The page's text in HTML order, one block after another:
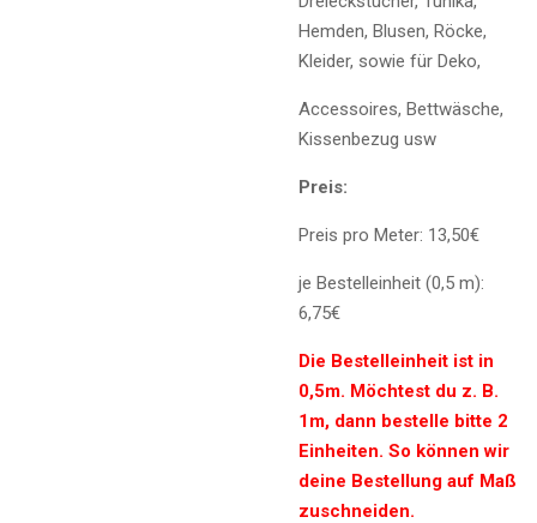
Hemden, Blusen, Röcke,
Kleider, sowie für Deko,
Accessoires, Bettwäsche,
Kissenbezug usw
Preis:
Preis pro Meter: 13,50€
je Bestelleinheit (0,5 m):
6,75€
Die Bestelleinheit ist in
0,5m. Möchtest du z. B.
1m, dann bestelle bitte 2
Einheiten. So können wir
deine Bestellung auf Maß
zuschneiden.